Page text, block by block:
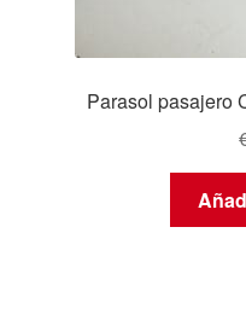
Parasol pasajero